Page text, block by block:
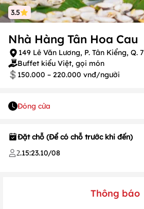
3.5
Nhà Hàng Tân Hoa Cau
149 Lê Văn Lương, P. Tân Kiểng, Q. 7
Buffet kiểu Việt, gọi món
150.000 – 220.000 vnđ/người
Đóng cửa
Đặt chỗ (Để có chỗ trước khi đến)
2.15:23.10/08
Thông báo
/1